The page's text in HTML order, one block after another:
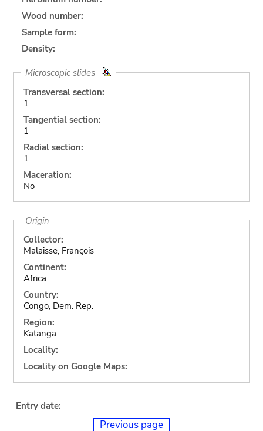
Wood number:
Sample form:
Density:
Microscopic slides
Transversal section:
1
Tangential section:
1
Radial section:
1
Maceration:
No
Origin
Collector:
Malaisse, François
Continent:
Africa
Country:
Congo, Dem. Rep.
Region:
Katanga
Locality:
Locality on Google Maps:
Entry date:
Previous page